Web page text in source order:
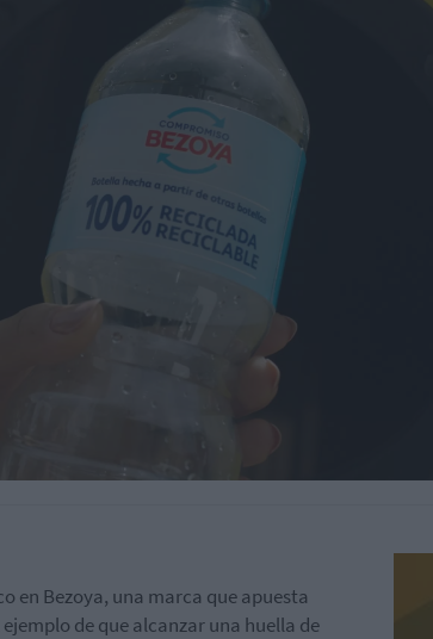
en Bezoya, una marca que apuesta
de que alcanzar una huella de